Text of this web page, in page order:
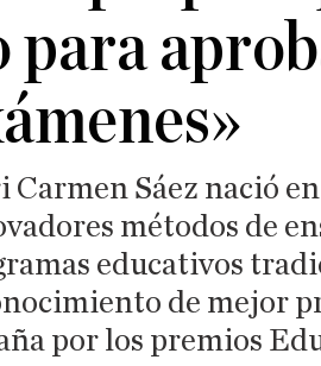
para
Carmen Sáez nació
métodos de
educativos
de mejor
por los premios